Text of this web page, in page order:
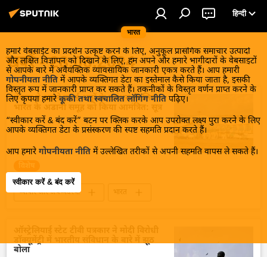
भारत
हिन्दी
हमारे वेबसाईट का प्रदर्शन उत्कृष्ट करने के लिए, अनुकूल प्रासंगिक समाचार उत्पादों
और लक्षित विज्ञापन को दिखाने के लिए, हम अपने और हमारे भागीदारों के वेबसाइटों
से आपके बारे में अवैयक्तिक व्यावसायिक जानकारी एकत्र करते हैं। आप हमारी
गोपनीयता नीति में आपके व्यक्तिगत डेटा का इस्तेमाल कैसे किया जाता है, इसकी
विस्तृत रूप में जानकारी प्राप्त कर सकते हैं। तकनीकों के विस्तृत वर्णन प्राप्त करने के
लिए कृपया हमारे कूकी तथा स्वचालित लॉगिंग नीति पढ़िए।
“स्वीकार करें & बंद करें” बटन पर क्लिक करके आप उपरोक्त लक्ष्य पुरा करने के लिए
आपके व्यक्तिगत डेटा के प्रसंस्करण की स्पष्ट सहमति प्रदान करते हैं।
आप हमारे गोपनीयता नीति में उल्लेखित तरीकों से अपनी सहमति वापस ले सकते हैं।
स्वीकार करें & बंद करें
खबरें - 28.06.2024
नेपाल ने अपने हवाई अड्डों के प्रबंधन के लिए
भारत के अडानी समूह को किया आमंत्रित: सूत्र
व्यापार और अर्थव्यवस्था
भारत
हवाई अड्डा
गुजरात
व्यापार गलियारा
डॉक्यूमेंट्री में भारतीय संविधान के बारे में झूठ
बोला